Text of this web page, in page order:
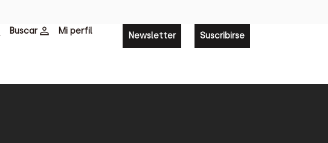
Buscar Mi perfil Newsletter Suscribirse